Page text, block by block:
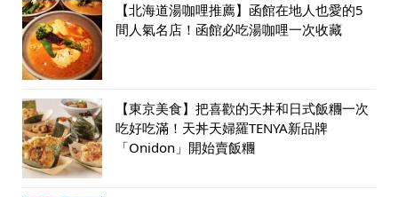
【北海道湯咖哩推薦】函館在地人也愛的5
間人氣名店！函館必吃湯咖哩一次收藏
【東京美食】把喜歡的天丼和日式飯糰一次
吃好吃滿！天丼天婦羅TENYA新品牌
「Onidon」開始賣飯糰